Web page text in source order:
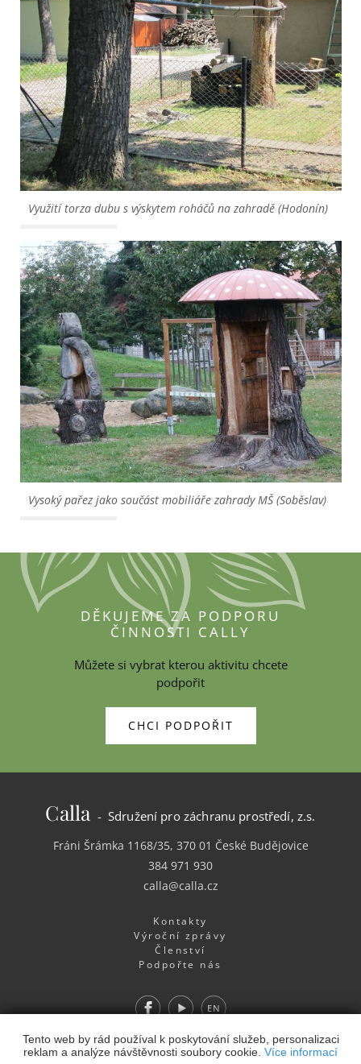
Tento web by rád používal k poskytování služeb, personalizaci
reklam a analýze návštěvnosti soubory cookie. Více informací
Využití torza dubu s výskytem roháčů na zahradě (Hodonín)
Vysoký pařez jako součást mobiliáře zahrady MŠ (Soběslav)
DĚKUJEME ZA PODPORU
ČINNOSTI CALLY
Můžete si vybrat kterou aktivitu chcete
podpořit
CHCI PODPOŘIT
Calla - Sdružení pro záchranu prostředí, z.s.
Fráni Šrámka 1168/35, 370 01 České Budějovice
384 971 930
calla@calla.cz
Kontakty
Výroční zprávy
Členství
Podpořte nás
FacebookYoutube EN
Webdesign& Webhosting&publikační systém Toolkit-
Studio